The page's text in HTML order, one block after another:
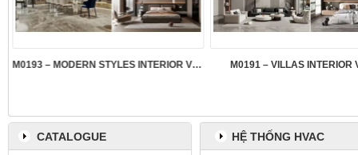
M0193 – MODERN STYLES INTERIOR VOL.5 M0191 – VILLAS INTERIOR
HỆ THỐNG HVAC
CATALOGUE